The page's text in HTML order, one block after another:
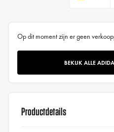
Op dit moment zijn er geen
BEKIJK ALLE
Productdetails